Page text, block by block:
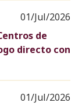
01/Jul/2026
de
directo con
01/Jul/2026